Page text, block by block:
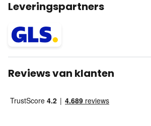
Leveringspartners
Reviews van klanten